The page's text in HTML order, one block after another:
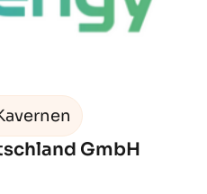
GmbH